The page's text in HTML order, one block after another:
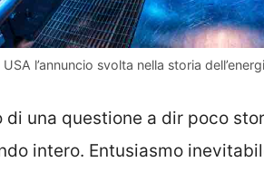
l’annuncio svolta nella storia
di una questione a dir poco
intero. Entusiasmo